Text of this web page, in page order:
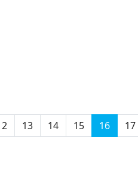
13 14 15 16 17